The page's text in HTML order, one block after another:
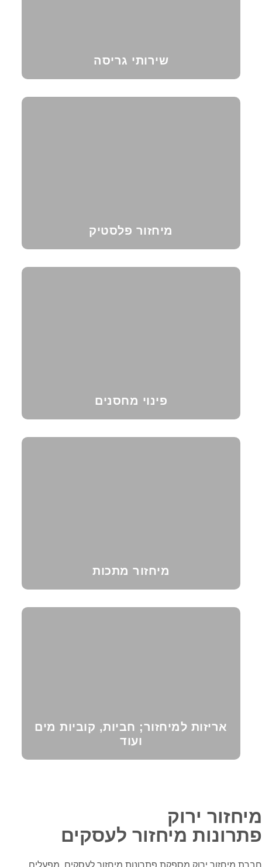
שירותי גריסה
מיחזור פלסטיק
פינוי מחסנים
מיחזור מתכות
אריזות למיחזור; חביות, קוביות מים
ועוד
מיחזור ירוק
פתרונות מיחזור לעסקים
חברת מיחזור ירוק מספקת פתרונות מיחזור לעסקים, מפעלים,